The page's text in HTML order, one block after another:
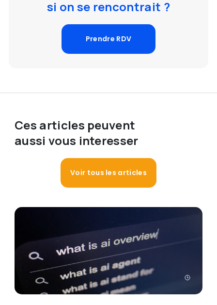
si on se rencontrait ?
Prendre RDV
Ces articles peuvent
aussi vous interesser
Voir tous les articles